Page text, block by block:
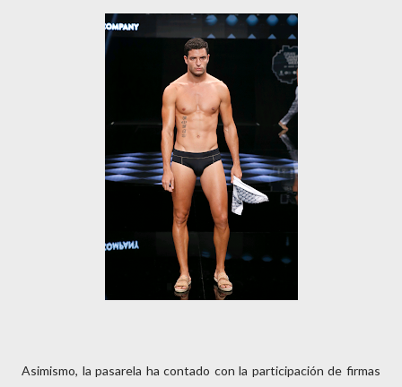
Asimismo, la pasarela ha contado con la participación de firmas